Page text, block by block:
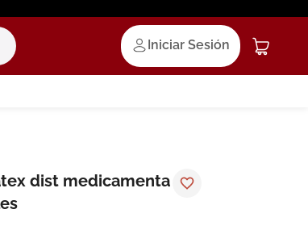
Iniciar Sesión
dist medicamenta